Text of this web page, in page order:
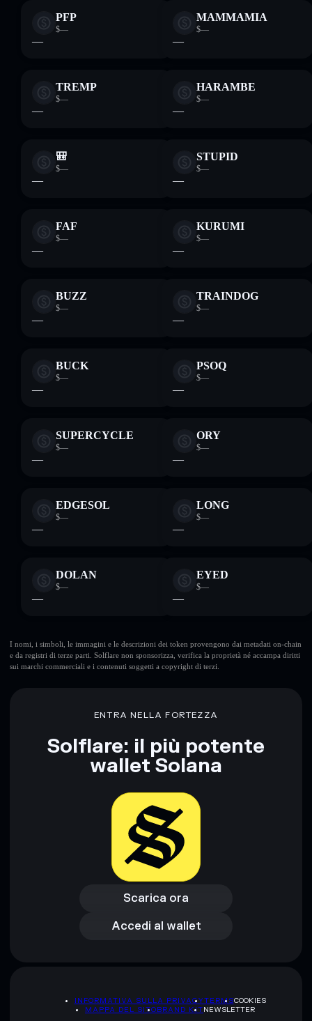
PFP
$—
—
MAMMAMIA
$—
—
TREMP
$—
—
HARAMBE
$—
—
🎒
$—
—
STUPID
$—
—
FAF
$—
—
KURUMI
$—
—
BUZZ
$—
—
TRAINDOG
$—
—
BUCK
$—
—
PSOQ
$—
—
SUPERCYCLE
$—
—
ORY
$—
—
EDGESOL
$—
—
LONG
$—
—
DOLAN
$—
—
EYED
$—
—
I nomi, i simboli, le immagini e le descrizioni dei token provengono dai metadati on-chain
e da registri di terze parti. Solflare non sponsorizza, verifica la proprietà né accampa diritti
sui marchi commerciali e i contenuti soggetti a copyright di terzi.
ENTRA NELLA FORTEZZA
Solflare: il più potente
wallet Solana
Scarica ora
Scarica ora
Accedi al wallet
Accedi al wallet
INFORMATIVA SULLA PRIVACYTERMSCOOKIES
MAPPA DEL SITOBRAND KITNEWSLETTER